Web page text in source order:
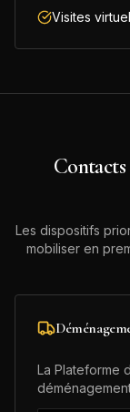
Visites
Les dispositifs
mobiliser en
La Plateforme